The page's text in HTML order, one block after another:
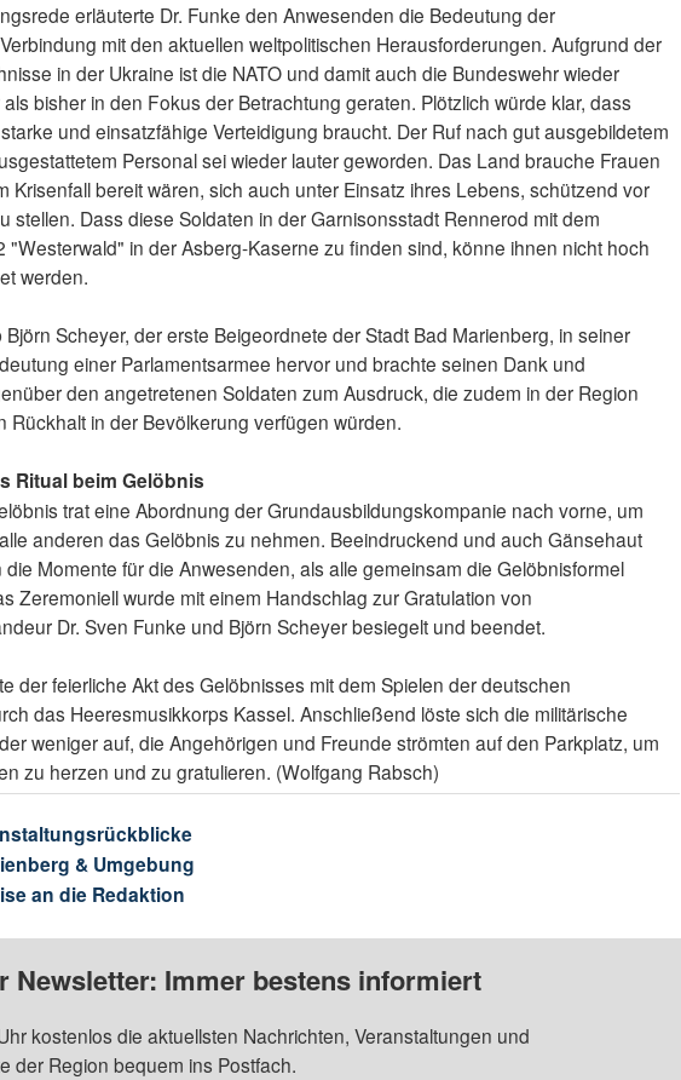
erläuterte Dr. Funke den Anwesenden die Bedeutung der
mit den aktuellen weltpolitischen Herausforderungen. Aufgrund der
in der Ukraine ist die NATO und damit auch die Bundeswehr wieder
bisher in den Fokus der Betrachtung geraten. Plötzlich würde klar, dass
und einsatzfähige Verteidigung braucht. Der Ruf nach gut ausgebildetem
Personal sei wieder lauter geworden. Das Land brauche Frauen
Krisenfall bereit wären, sich auch unter Einsatz ihres Lebens, schützend vor
stellen. Dass diese Soldaten in der Garnisonsstadt Rennerod mit dem
"Westerwald" in der Asberg-Kaserne zu finden sind, könne ihnen nicht hoch
werden.
Scheyer, der erste Beigeordnete der Stadt Bad Marienberg, in seiner
einer Parlamentsarmee hervor und brachte seinen Dank und
den angetretenen Soldaten zum Ausdruck, die zudem in der Region
Rückhalt in der Bevölkerung verfügen würden.
Ritual beim Gelöbnis
trat eine Abordnung der Grundausbildungskompanie nach vorne, um
anderen das Gelöbnis zu nehmen. Beeindruckend und auch Gänsehaut
Momente für die Anwesenden, als alle gemeinsam die Gelöbnisformel
Zeremoniell wurde mit einem Handschlag zur Gratulation von
Dr. Sven Funke und Björn Scheyer besiegelt und beendet.
der feierliche Akt des Gelöbnisses mit dem Spielen der deutschen
das Heeresmusikkorps Kassel. Anschließend löste sich die militärische
weniger auf, die Angehörigen und Freunde strömten auf den Parkplatz, um
zu herzen und zu gratulieren. (Wolfgang Rabsch)
& Umgebung
an die Redaktion
Newsletter: Immer bestens informiert
kostenlos die aktuellsten Nachrichten, Veranstaltungen und
der Region bequem ins Postfach.